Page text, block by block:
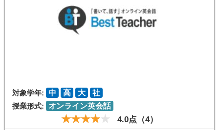
対象学年: 中 高 大
社
授業形式:
オンライン英会話
4.0点（4）